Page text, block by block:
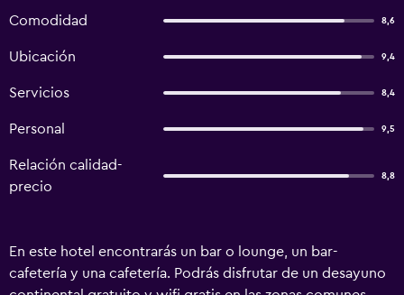
Comodidad 8,6
Ubicación 9,4
Servicios 8,4
Personal 9,5
Relación calidad-
precio
8,8
En este hotel encontrarás un bar o lounge, un bar-
cafetería y una cafetería. Podrás disfrutar de un desayuno